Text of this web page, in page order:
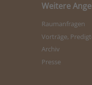
Weitere
Raumanfragen
Vorträge,
Archiv
Presse